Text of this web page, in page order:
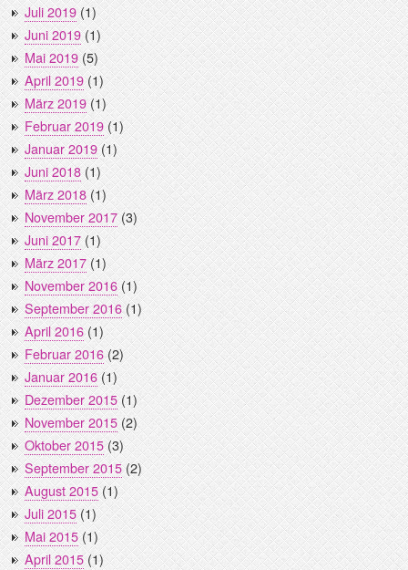
Juli 2019(1)
Juni 2019(1)
Mai 2019(5)
April 2019(1)
März 2019(1)
Februar 2019(1)
Januar 2019(1)
Juni 2018(1)
März 2018(1)
November 2017(3)
Juni 2017(1)
März 2017(1)
November 2016(1)
September 2016(1)
April 2016(1)
Februar 2016(2)
Januar 2016(1)
Dezember 2015(1)
November 2015(2)
Oktober 2015(3)
September 2015(2)
August 2015(1)
Juli 2015(1)
Mai 2015(1)
April 2015(1)